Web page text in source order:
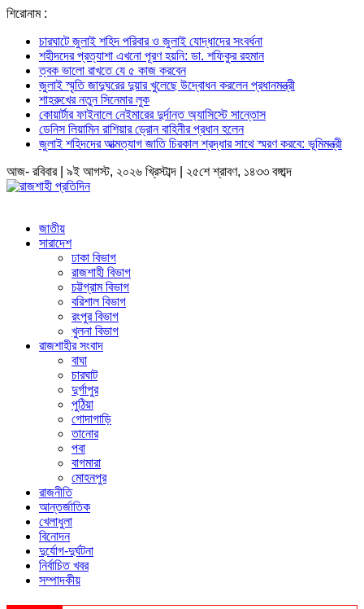
শিরোনাম :
চারঘাটে জুলাই শহিদ পরিবার ও জুলাই যোদ্ধাদের সংবর্ধনা
শহীদদের প্রত্যাশা এখনো পূরণ হয়নি: ডা. শফিকুর রহমান
ত্বক ভালো রাখতে যে ৫ কাজ করবেন
জুলাই স্মৃতি জাদুঘরের দুয়ার খুলেছে উদ্বোধন করলেন প্রধানমন্ত্রী
শাহরুখের নতুন সিনেমার লুক
কোয়ার্টার ফাইনালে নেইমারের দুর্দান্ত অ্যাসিস্টে সান্তোস
ডেনিস লিয়ামিন রাশিয়ার ড্রোন বাহিনীর প্রধান হলেন
জুলাই শহিদদের আত্মত্যাগ জাতি চিরকাল শ্রদ্ধার সাথে স্মরণ করবে: ভূমিমন্ত্রী
আজ- রবিবার | ৯ই আগস্ট, ২০২৬ খ্রিস্টাব্দ | ২৫শে শ্রাবণ, ১৪৩৩ বঙ্গাব্দ
জাতীয়
সারাদেশ
ঢাকা বিভাগ
রাজশাহী বিভাগ
চট্টগ্রাম বিভাগ
বরিশাল বিভাগ
রংপুর বিভাগ
খুলনা বিভাগ
রাজশাহীর সংবাদ
বাঘা
চারঘাট
দুর্গাপুর
পুঠিয়া
গোদাগাড়ি
তানোর
পবা
বাগমারা
মোহনপুর
রাজনীতি
আন্তর্জাতিক
খেলাধুলা
বিনোদন
দুর্যোগ-দুর্ঘটনা
নির্বাচিত খবর
সম্পাদকীয়